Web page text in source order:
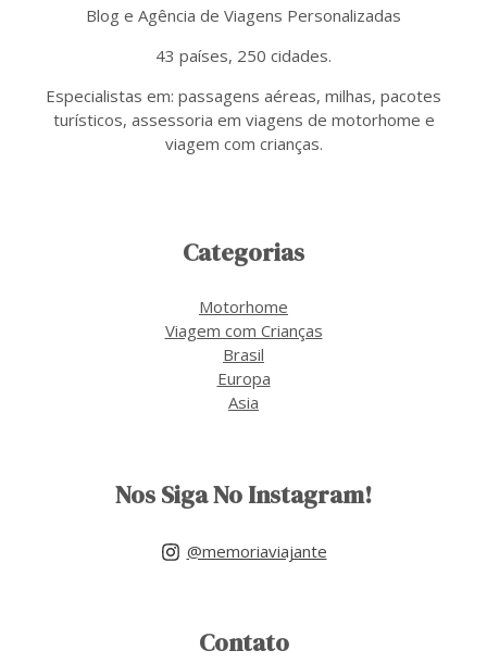
Blog e Agência de Viagens Personalizadas
43 países, 250 cidades.
Especialistas em: passagens aéreas, milhas, pacotes
turísticos, assessoria em viagens de motorhome e
viagem com crianças.
Categorias
Motorhome
Viagem com Crianças
Brasil
Europa
Asia
Nos Siga No Instagram!
@memoriaviajante
Contato